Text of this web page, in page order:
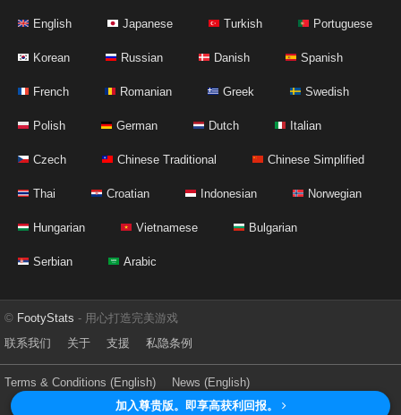
English Japanese Turkish Portuguese
Korean Russian Danish Spanish
French Romanian Greek Swedish
Polish German Dutch Italian
Czech Chinese Traditional Chinese Simplified
Thai Croatian Indonesian Norwegian
Hungarian Vietnamese Bulgarian
Serbian Arabic
© FootyStats - 用心打造完美游戏
联系我们
关于 支援 私隐条例
Terms & Conditions (English)
News (English)
加入尊贵版。即享高获利回报。